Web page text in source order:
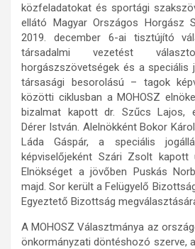
közfeladatokat és sportági
ellátó Magyar Országos Horgász
2019. december 6-ai tisztújító
társadalmi vezetést
horgászszövetségek és a speciális
társasági besorolású – tagok
közötti ciklusban a MOHOSZ
bizalmat kapott dr. Szűcs Lajos,
Dérer István. Alelnökként Bokor
Láda Gáspár, a speciális
képviselőjeként Szári Zsolt kapott
Elnökséget a jövőben Puskás
majd. Sor került a Felügyelő
Egyeztető Bizottság
A MOHOSZ Választmánya az
önkormányzati döntéshozó szerve,